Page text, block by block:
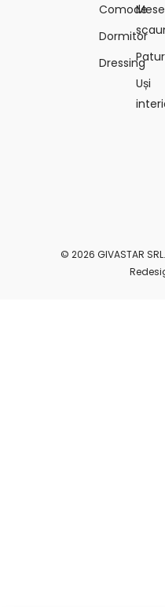
Comode
Dormitor
Dressing
Uși
© 2026 GIVASTAR